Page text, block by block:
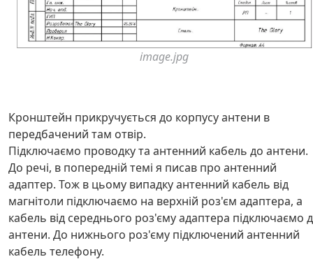
image.jpg
Кронштейн прикручується до корпусу антени в
передбачений там отвір.
Підключаємо проводку та антенний кабель до антени.
До речі, в попередній темі я писав про антенний
адаптер. Тож в цьому випадку антенний кабель від
магнітоли підключаємо на верхній роз'єм адаптера, а
кабель від середнього роз'єму адаптера підключаємо
антени. До нижнього роз'єму підключений антенний
кабель телефону.